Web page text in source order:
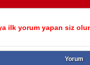
ilk yorum yapan siz
Yorum